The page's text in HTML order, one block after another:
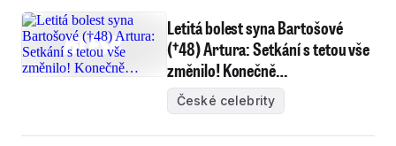
Letitá bolest syna Bartošové
(†48) Artura: Setkání s tetou vše
změnilo! Konečně…
České celebrity